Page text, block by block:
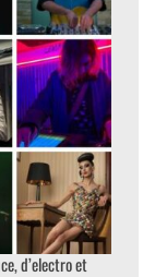
d’electro et